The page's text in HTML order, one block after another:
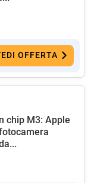
OFFERTA
chip M3: Apple